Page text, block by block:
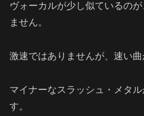
ヴォーカルが少し似ているの
ません。
激速ではありませんが、速い曲
マイナーなスラッシュ・メタ
す。